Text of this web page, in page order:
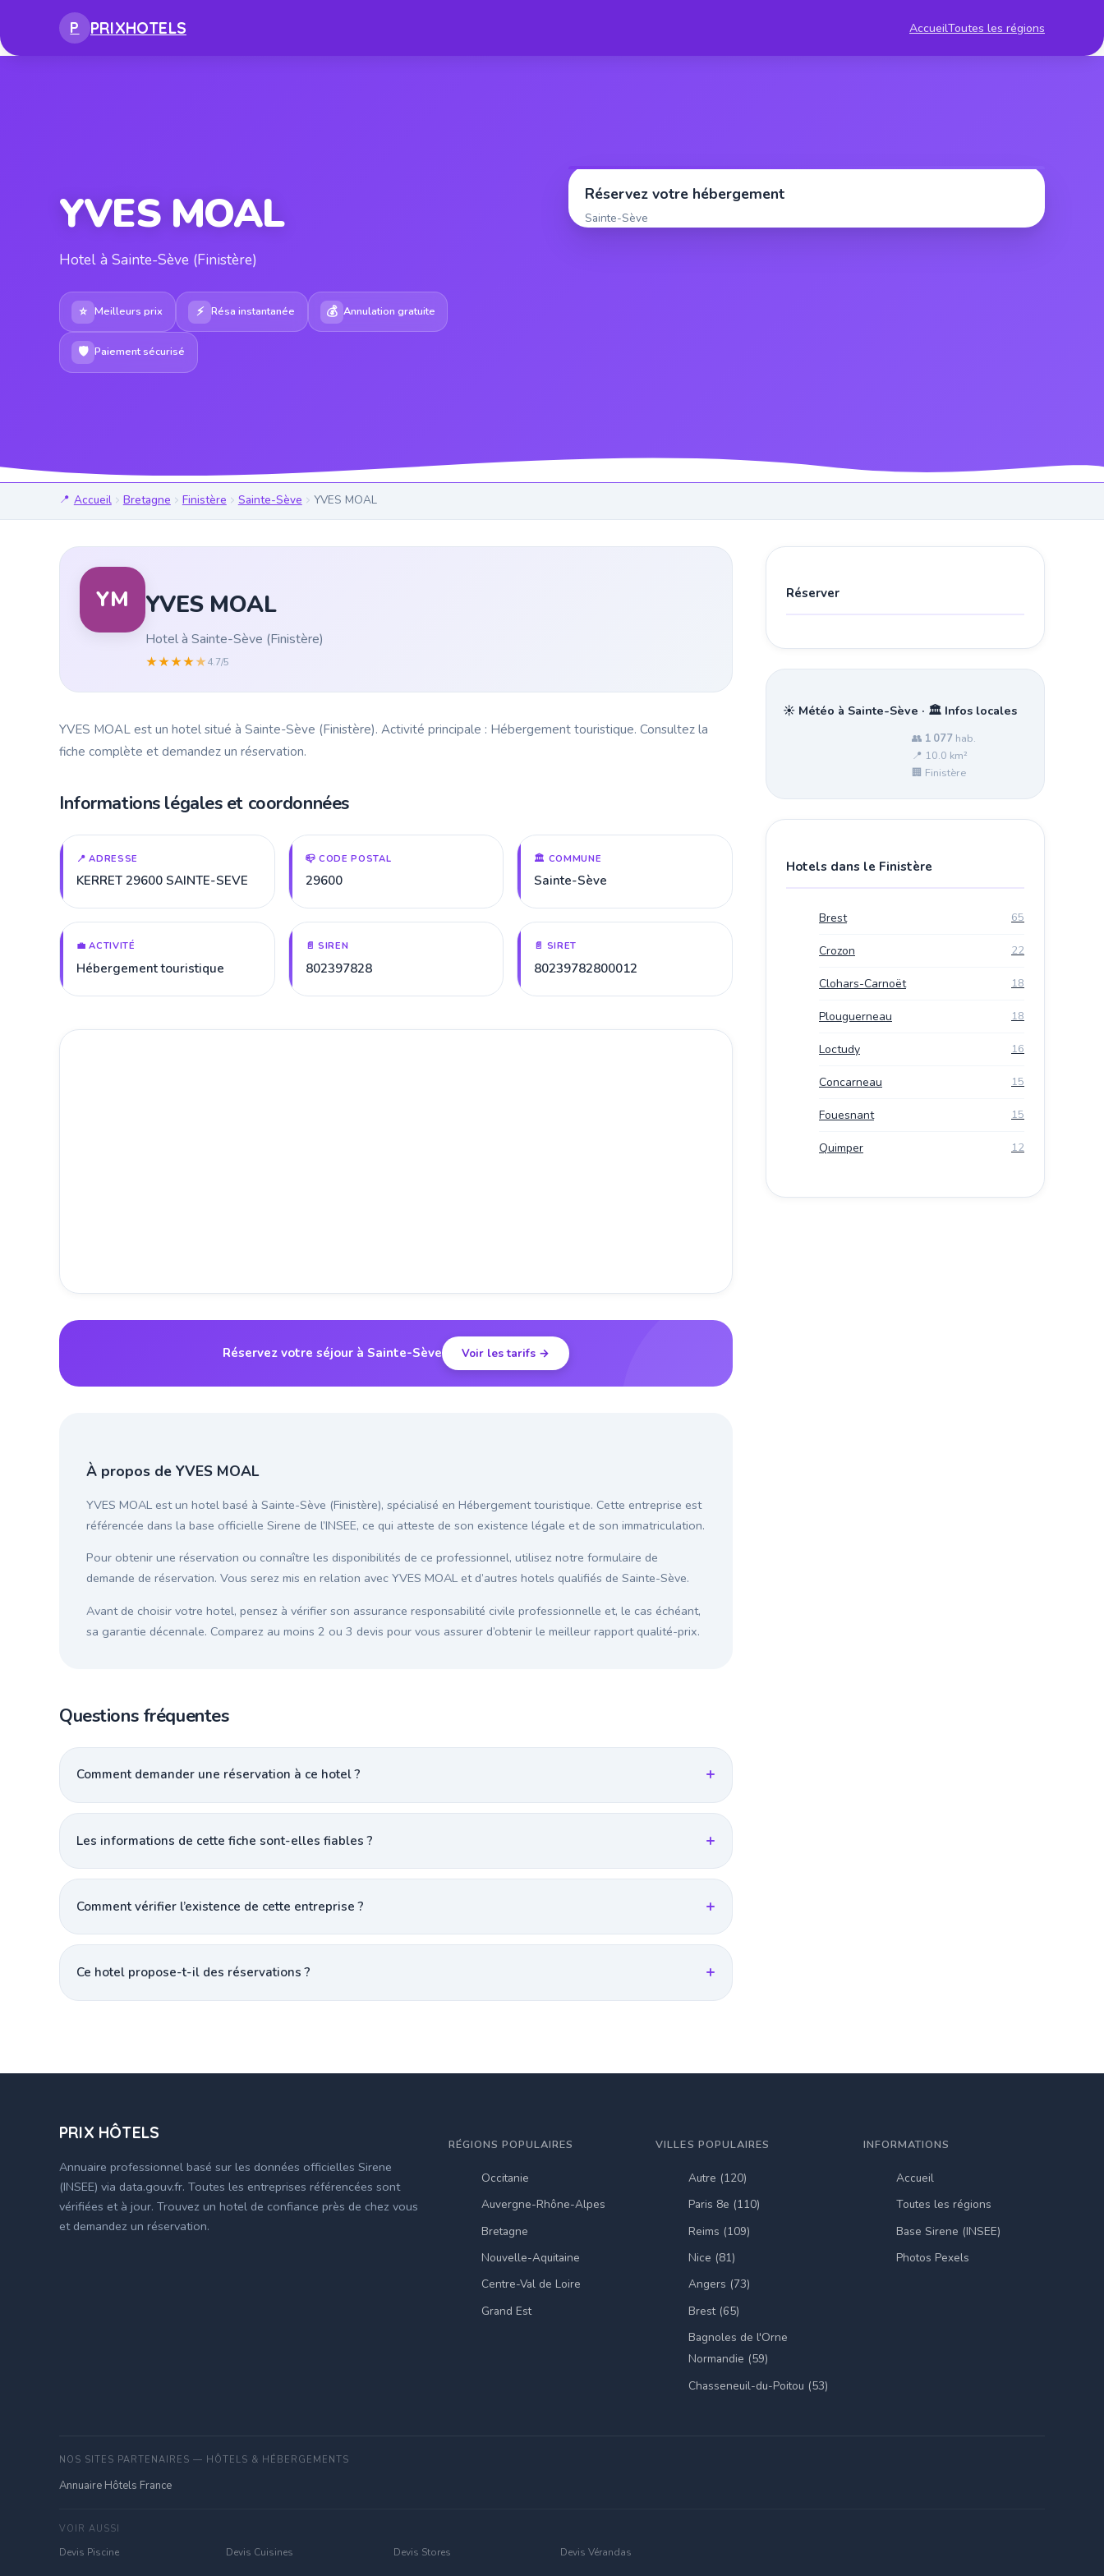
P PRIXHOTELS AccueilToutes les régions
YVES MOAL
Hotel à Sainte-Sève (Finistère)
⭐ Meilleurs prix ⚡ Résa instantanée 💰 Annulation gratuite
🛡 Paiement sécurisé
Réservez votre hébergement
Sainte-Sève
Accueil Bretagne Finistère Sainte-Sève YVES MOAL
YM YVES MOAL
Hotel à Sainte-Sève (Finistère)
★★★★★4.7/5
YVES MOAL est un hotel situé à Sainte-Sève (Finistère). Activité principale : Hébergement touristique. Consultez la
fiche complète et demandez un réservation.
Informations légales et coordonnées
📍 ADRESSE
KERRET 29600 SAINTE-SEVE
📪 CODE POSTAL
29600
🏛️ COMMUNE
Sainte-Sève
💼 ACTIVITÉ
Hébergement touristique
📄 SIREN
802397828
📄 SIRET
80239782800012
Réservez votre séjour à Sainte-Sève Voir les tarifs →
À propos de YVES MOAL
YVES MOAL est un hotel basé à Sainte-Sève (Finistère), spécialisé en Hébergement touristique. Cette entreprise est
référencée dans la base officielle Sirene de l’INSEE, ce qui atteste de son existence légale et de son immatriculation.
Pour obtenir une réservation ou connaître les disponibilités de ce professionnel, utilisez notre formulaire de
demande de réservation. Vous serez mis en relation avec YVES MOAL et d’autres hotels qualifiés de Sainte-Sève.
Avant de choisir votre hotel, pensez à vérifier son assurance responsabilité civile professionnelle et, le cas échéant,
sa garantie décennale. Comparez au moins 2 ou 3 devis pour vous assurer d’obtenir le meilleur rapport qualité-prix.
Questions fréquentes
Comment demander une réservation à ce hotel ?
Les informations de cette fiche sont-elles fiables ?
Comment vérifier l’existence de cette entreprise ?
Ce hotel propose-t-il des réservations ?
Réserver
☀️ Météo à Sainte-Sève · 🏛️ Infos locales
👥 1 077 hab.
📍 10.0 km²
🏢 Finistère
Hotels dans le Finistère
Brest 65
Crozon 22
Clohars-Carnoët 18
Plouguerneau 18
Loctudy 16
Concarneau 15
Fouesnant 15
Quimper 12
PRIX HÔTELS
Annuaire professionnel basé sur les données officielles Sirene
(INSEE) via data.gouv.fr. Toutes les entreprises référencées sont
vérifiées et à jour. Trouvez un hotel de confiance près de chez vous
et demandez un réservation.
RÉGIONS POPULAIRES
Occitanie
Auvergne-Rhône-Alpes
Bretagne
Nouvelle-Aquitaine
Centre-Val de Loire
Grand Est
VILLES POPULAIRES
Autre (120)
Paris 8e (110)
Reims (109)
Nice (81)
Angers (73)
Brest (65)
Bagnoles de l'Orne
Normandie (59)
Chasseneuil-du-Poitou (53)
INFORMATIONS
Accueil
Toutes les régions
Base Sirene (INSEE)
Photos Pexels
NOS SITES PARTENAIRES — HÔTELS & HÉBERGEMENTS
Annuaire Hôtels France
VOIR AUSSI
Devis Piscine Devis Cuisines Devis Stores Devis Vérandas